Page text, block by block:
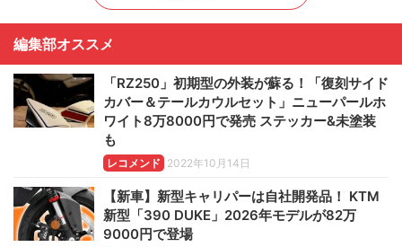
編集部オススメ
「RZ250」初期型の外装が蘇る！「復刻サイド
カバー＆テールカウルセット」ニューパールホ
ワイト8万8000円で発売 ステッカー&未塗装
も
レコメンド 2022年10月14日
【新車】新型キャリパーは自社開発品！ KTM
新型「390 DUKE」2026年モデルが82万
9000円で登場